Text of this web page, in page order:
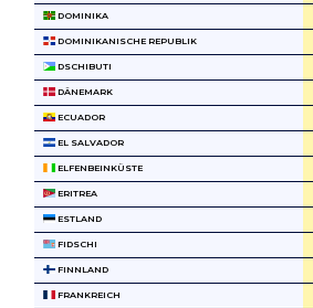
DOMINIKA
DOMINIKANISCHE REPUBLIK
DSCHIBUTI
DÄNEMARK
ECUADOR
EL SALVADOR
ELFENBEINKÜSTE
ERITREA
ESTLAND
FIDSCHI
FINNLAND
FRANKREICH